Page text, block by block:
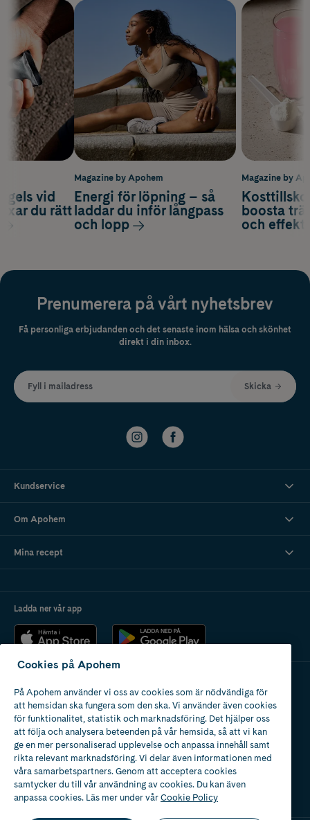
Magazine by
boosta
och
gels vid
du rätt
Magazine by Apohem
Energi för löpning – så
laddar du inför långpass
och lopp
Prenumerera på vårt nyhetsbrev
Få personliga erbjudanden och det senaste inom hälsa och skönhet
direkt i din inbox.
Fyll i mailadress Skicka
Kundservice
Om Apohem
Mina recept
Ladda ner vår app
Apotek med tillstånd
av Läkemedelsverket
Cookies på Apohem
På Apohem använder vi oss av cookies som är nödvändiga för
att hemsidan ska fungera som den ska. Vi använder även cookies
för funktionalitet, statistik och marknadsföring. Det hjälper oss
att följa och analysera beteenden på vår hemsida, så att vi kan
ge en mer personaliserad upplevelse och anpassa innehåll samt
rikta relevant marknadsföring. Vi delar även informationen med
våra samarbetspartners. Genom att acceptera cookies
samtycker du till vår användning av cookies. Du kan även
anpassa cookies. Läs mer under vårCookie Policy